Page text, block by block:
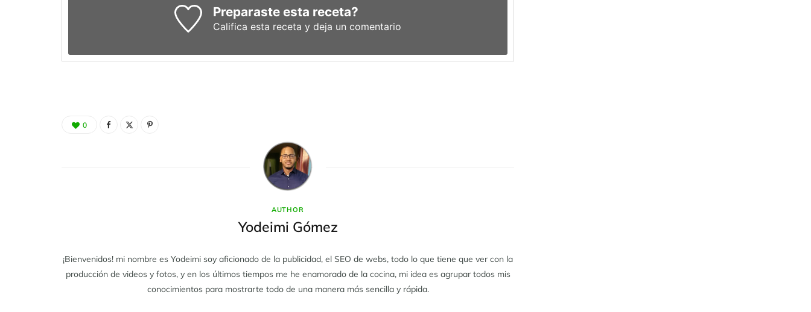
Preparaste esta receta?
Califica esta receta y deja un comentario
0
AUTHOR
Yodeimi Gómez
¡Bienvenidos! mi nombre es Yodeimi soy aficionado de la publicidad, el SEO de webs, todo lo que tiene que ver con la
producción de videos y fotos, y en los últimos tiempos me he enamorado de la cocina, mi idea es agrupar todos mis
conocimientos para mostrarte todo de una manera más sencilla y rápida.